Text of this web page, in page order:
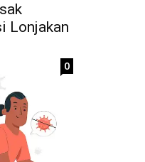
Lonjakan
0